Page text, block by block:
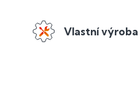
Vlastní výroba